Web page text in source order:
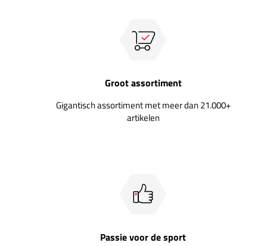
Groot assortiment
Gigantisch assortiment met meer dan 21.000+
artikelen
Passie voor de sport